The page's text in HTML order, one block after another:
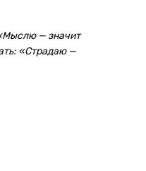
— значит
«Страдаю —